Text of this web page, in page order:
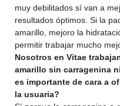
muy debilitados sí van a
resultados óptimos. Si la
amarillo, mejoro la
permitir trabajar mucho
Nosotros en Vitae
amarillo sin carragenina
es importante de cara a
la usuaria?